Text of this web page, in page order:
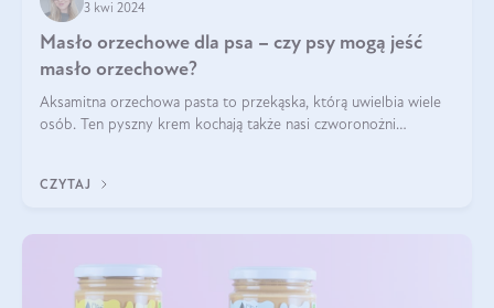
3 kwi 2024
Masło orzechowe dla psa – czy psy mogą jeść
masło orzechowe?
Aksamitna orzechowa pasta to przekąska, którą uwielbia wiele
osób. Ten pyszny krem kochają także nasi czworonożni
CZYTAJ